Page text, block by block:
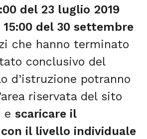
del 23 luglio 2019
del 30 settembre
che hanno terminato
conclusivo del
d’istruzione potranno
riservata del sito
e scaricare il
il livello individuale